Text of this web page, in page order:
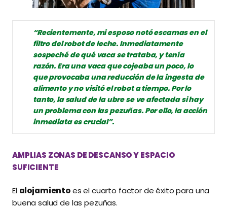
“Recientemente, mi esposo notó escamas en el
filtro del robot de leche. Inmediatamente
sospeché de qué vaca se trataba, y tenía
razón. Era una vaca que cojeaba un poco, lo
que provocaba una reducción de la ingesta de
alimento y no visitó el robot a tiempo. Por lo
tanto, la salud de la ubre se ve afectada si hay
un problema con las pezuñas. Por ello, la acción
inmediata es crucial”.
AMPLIAS ZONAS DE DESCANSO Y ESPACIO
SUFICIENTE
El alojamientoes el cuarto factor de éxito para una
buena salud de las pezuñas.